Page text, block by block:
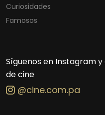
Curiosidades
Famosos
Síguenos en Instagram
de cine
@cine.com.pa